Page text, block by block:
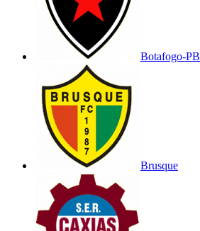
Botafogo-PB
Brusque